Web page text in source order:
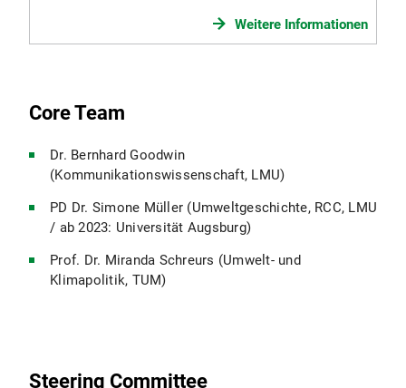
Weitere Informationen
Core Team
Dr. Bernhard Goodwin
(Kommunikationswissenschaft, LMU)
PD Dr. Simone Müller (Umweltgeschichte, RCC, LMU
/ ab 2023: Universität Augsburg)
Prof. Dr. Miranda Schreurs (Umwelt- und
Klimapolitik, TUM)
Steering Committee